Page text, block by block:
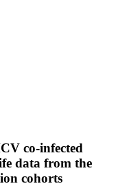
co-infected
data from the
cohorts